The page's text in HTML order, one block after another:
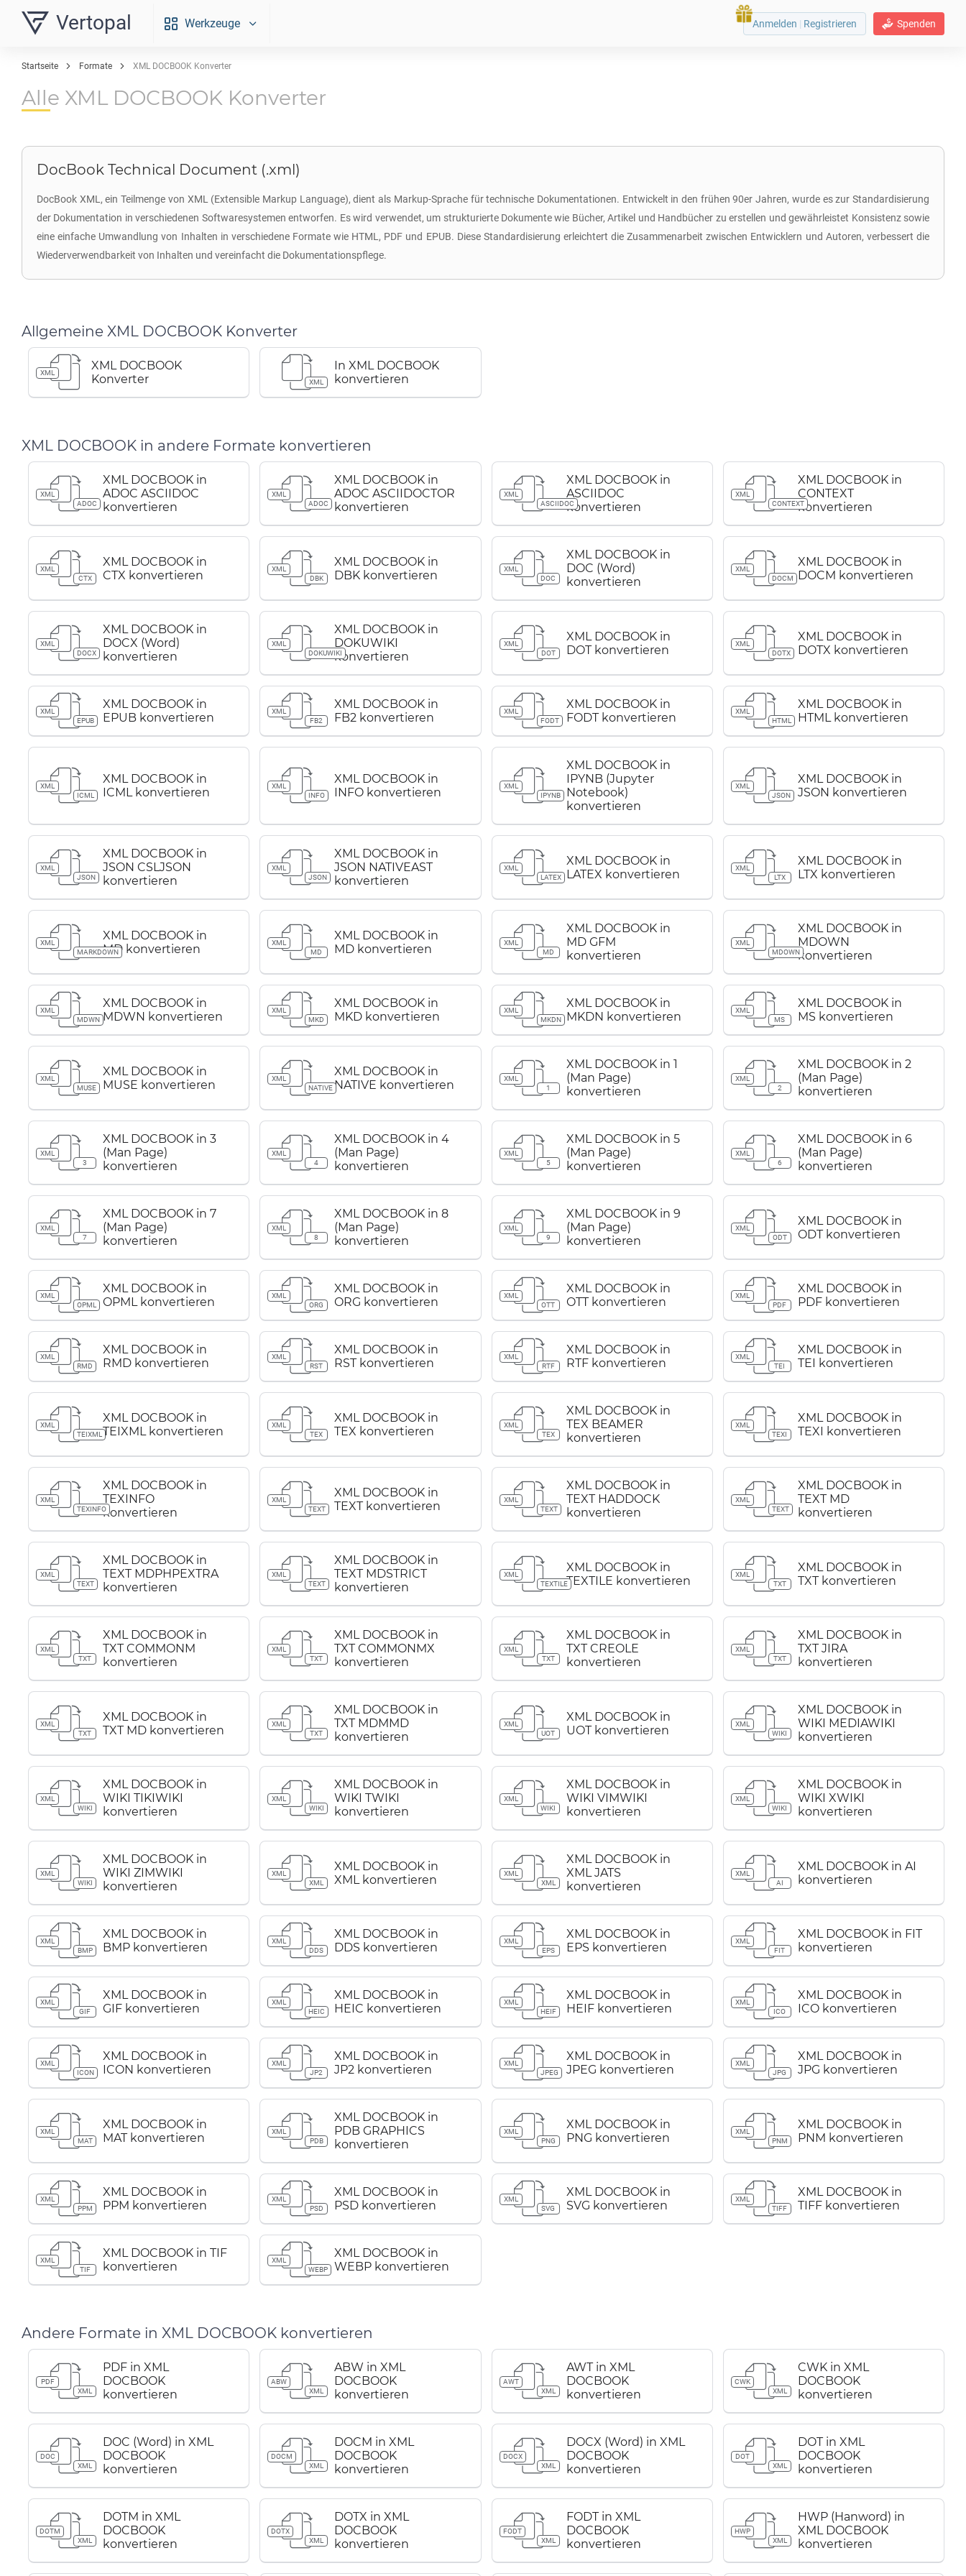
Vertopal Werkzeuge Spenden
Anmelden | Registrieren
Startseite Formate XML DOCBOOK Konverter
Alle XML DOCBOOK Konverter
DocBook Technical Document (.xml)
DocBook XML, ein Teilmenge von XML (Extensible Markup Language), dient als Markup-Sprache für technische Dokumentationen. Entwickelt in den frühen 90er Jahren, wurde es zur Standardisierung
der Dokumentation in verschiedenen Softwaresystemen entworfen. Es wird verwendet, um strukturierte Dokumente wie Bücher, Artikel und Handbücher zu erstellen und gewährleistet Konsistenz sowie
eine einfache Umwandlung von Inhalten in verschiedene Formate wie HTML, PDF und EPUB. Diese Standardisierung erleichtert die Zusammenarbeit zwischen Entwicklern und Autoren, verbessert die
Wiederverwendbarkeit von Inhalten und vereinfacht die Dokumentationspflege.
Allgemeine XML DOCBOOK Konverter
XML
XML DOCBOOK
Konverter
XML
In XML DOCBOOK
konvertieren
XML DOCBOOK in andere Formate konvertieren
XML
ADOC
XML DOCBOOK in
ADOC ASCIIDOC
konvertieren
XML
ADOC
XML DOCBOOK in
ADOC ASCIIDOCTOR
konvertieren
XML
ASCIIDOC
XML DOCBOOK in
ASCIIDOC
konvertieren
XML
CONTEXT
XML DOCBOOK in
CONTEXT
konvertieren
XML
CTX
XML DOCBOOK in
CTX konvertieren
XML
DBK
XML DOCBOOK in
DBK konvertieren
XML
DOC
XML DOCBOOK in
DOC (Word)
konvertieren
XML
DOCM
XML DOCBOOK in
DOCM konvertieren
XML
DOCX
XML DOCBOOK in
DOCX (Word)
konvertieren
XML
DOKUWIKI
XML DOCBOOK in
DOKUWIKI
konvertieren
XML
DOT
XML DOCBOOK in
DOT konvertieren
XML
DOTX
XML DOCBOOK in
DOTX konvertieren
XML
EPUB
XML DOCBOOK in
EPUB konvertieren
XML
FB2
XML DOCBOOK in
FB2 konvertieren
XML
FODT
XML DOCBOOK in
FODT konvertieren
XML
HTML
XML DOCBOOK in
HTML konvertieren
XML
ICML
XML DOCBOOK in
ICML konvertieren
XML
INFO
XML DOCBOOK in
INFO konvertieren
XML
IPYNB
XML DOCBOOK in
IPYNB (Jupyter
Notebook)
konvertieren
XML
JSON
XML DOCBOOK in
JSON konvertieren
XML
JSON
XML DOCBOOK in
JSON CSLJSON
konvertieren
XML
JSON
XML DOCBOOK in
JSON NATIVEAST
konvertieren
XML
LATEX
XML DOCBOOK in
LATEX konvertieren
XML
LTX
XML DOCBOOK in
LTX konvertieren
XML
MARKDOWN
XML DOCBOOK in
MD konvertieren
XML
MD
XML DOCBOOK in
MD konvertieren
XML
MD
XML DOCBOOK in
MD GFM
konvertieren
XML
MDOWN
XML DOCBOOK in
MDOWN
konvertieren
XML
MDWN
XML DOCBOOK in
MDWN konvertieren
XML
MKD
XML DOCBOOK in
MKD konvertieren
XML
MKDN
XML DOCBOOK in
MKDN konvertieren
XML
MS
XML DOCBOOK in
MS konvertieren
XML
MUSE
XML DOCBOOK in
MUSE konvertieren
XML
NATIVE
XML DOCBOOK in
NATIVE konvertieren
XML
1
XML DOCBOOK in 1
(Man Page)
konvertieren
XML
2
XML DOCBOOK in 2
(Man Page)
konvertieren
XML
3
XML DOCBOOK in 3
(Man Page)
konvertieren
XML
4
XML DOCBOOK in 4
(Man Page)
konvertieren
XML
5
XML DOCBOOK in 5
(Man Page)
konvertieren
XML
6
XML DOCBOOK in 6
(Man Page)
konvertieren
XML
7
XML DOCBOOK in 7
(Man Page)
konvertieren
XML
8
XML DOCBOOK in 8
(Man Page)
konvertieren
XML
9
XML DOCBOOK in 9
(Man Page)
konvertieren
XML
ODT
XML DOCBOOK in
ODT konvertieren
XML
OPML
XML DOCBOOK in
OPML konvertieren
XML
ORG
XML DOCBOOK in
ORG konvertieren
XML
OTT
XML DOCBOOK in
OTT konvertieren
XML
PDF
XML DOCBOOK in
PDF konvertieren
XML
RMD
XML DOCBOOK in
RMD konvertieren
XML
RST
XML DOCBOOK in
RST konvertieren
XML
RTF
XML DOCBOOK in
RTF konvertieren
XML
TEI
XML DOCBOOK in
TEI konvertieren
XML
TEIXML
XML DOCBOOK in
TEIXML konvertieren
XML
TEX
XML DOCBOOK in
TEX konvertieren
XML
TEX
XML DOCBOOK in
TEX BEAMER
konvertieren
XML
TEXI
XML DOCBOOK in
TEXI konvertieren
XML
TEXINFO
XML DOCBOOK in
TEXINFO
konvertieren
XML
TEXT
XML DOCBOOK in
TEXT konvertieren
XML
TEXT
XML DOCBOOK in
TEXT HADDOCK
konvertieren
XML
TEXT
XML DOCBOOK in
TEXT MD
konvertieren
XML
TEXT
XML DOCBOOK in
TEXT MDPHPEXTRA
konvertieren
XML
TEXT
XML DOCBOOK in
TEXT MDSTRICT
konvertieren
XML
TEXTILE
XML DOCBOOK in
TEXTILE konvertieren
XML
TXT
XML DOCBOOK in
TXT konvertieren
XML
TXT
XML DOCBOOK in
TXT COMMONM
konvertieren
XML
TXT
XML DOCBOOK in
TXT COMMONMX
konvertieren
XML
TXT
XML DOCBOOK in
TXT CREOLE
konvertieren
XML
TXT
XML DOCBOOK in
TXT JIRA
konvertieren
XML
TXT
XML DOCBOOK in
TXT MD konvertieren
XML
TXT
XML DOCBOOK in
TXT MDMMD
konvertieren
XML
UOT
XML DOCBOOK in
UOT konvertieren
XML
WIKI
XML DOCBOOK in
WIKI MEDIAWIKI
konvertieren
XML
WIKI
XML DOCBOOK in
WIKI TIKIWIKI
konvertieren
XML
WIKI
XML DOCBOOK in
WIKI TWIKI
konvertieren
XML
WIKI
XML DOCBOOK in
WIKI VIMWIKI
konvertieren
XML
WIKI
XML DOCBOOK in
WIKI XWIKI
konvertieren
XML
WIKI
XML DOCBOOK in
WIKI ZIMWIKI
konvertieren
XML
XML
XML DOCBOOK in
XML konvertieren
XML
XML
XML DOCBOOK in
XML JATS
konvertieren
XML
AI
XML DOCBOOK in AI
konvertieren
XML
BMP
XML DOCBOOK in
BMP konvertieren
XML
DDS
XML DOCBOOK in
DDS konvertieren
XML
EPS
XML DOCBOOK in
EPS konvertieren
XML
FIT
XML DOCBOOK in FIT
konvertieren
XML
GIF
XML DOCBOOK in
GIF konvertieren
XML
HEIC
XML DOCBOOK in
HEIC konvertieren
XML
HEIF
XML DOCBOOK in
HEIF konvertieren
XML
ICO
XML DOCBOOK in
ICO konvertieren
XML
ICON
XML DOCBOOK in
ICON konvertieren
XML
JP2
XML DOCBOOK in
JP2 konvertieren
XML
JPEG
XML DOCBOOK in
JPEG konvertieren
XML
JPG
XML DOCBOOK in
JPG konvertieren
XML
MAT
XML DOCBOOK in
MAT konvertieren
XML
PDB
XML DOCBOOK in
PDB GRAPHICS
konvertieren
XML
PNG
XML DOCBOOK in
PNG konvertieren
XML
PNM
XML DOCBOOK in
PNM konvertieren
XML
PPM
XML DOCBOOK in
PPM konvertieren
XML
PSD
XML DOCBOOK in
PSD konvertieren
XML
SVG
XML DOCBOOK in
SVG konvertieren
XML
TIFF
XML DOCBOOK in
TIFF konvertieren
XML
TIF
XML DOCBOOK in TIF
konvertieren
XML
WEBP
XML DOCBOOK in
WEBP konvertieren
Andere Formate in XML DOCBOOK konvertieren
PDF
XML
PDF in XML
DOCBOOK
konvertieren
ABW
XML
ABW in XML
DOCBOOK
konvertieren
AWT
XML
AWT in XML
DOCBOOK
konvertieren
CWK
XML
CWK in XML
DOCBOOK
konvertieren
DOC
XML
DOC (Word) in XML
DOCBOOK
konvertieren
DOCM
XML
DOCM in XML
DOCBOOK
konvertieren
DOCX
XML
DOCX (Word) in XML
DOCBOOK
konvertieren
DOT
XML
DOT in XML
DOCBOOK
konvertieren
DOTM
XML
DOTM in XML
DOCBOOK
konvertieren
DOTX
XML
DOTX in XML
DOCBOOK
konvertieren
FODT
XML
FODT in XML
DOCBOOK
konvertieren
HWP
XML
HWP (Hanword) in
XML DOCBOOK
konvertieren